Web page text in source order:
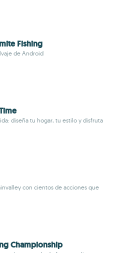
Fishing
de Android
diseña tu hogar, tu estilo y disfruta
con cientos de acciones que
Championship